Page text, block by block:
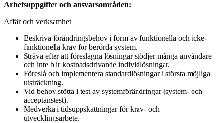
Arbetsuppgifter och ansvarsområden:
Affär och verksamhet
Beskriva förändringsbehov i form av funktionella och icke-
funktionella krav för berörda system.
Sträva efter att föreslagna lösningar stödjer många användare
och inte blir kostnadsdrivande individlösningar.
Föreslå och implementera standardlösningar i största möjliga
utsträckning.
Vid behov stötta i test av systemförändringar (system- och
acceptanstest).
Medverka i tidsuppskattningar för krav- och
utvecklingsarbete.